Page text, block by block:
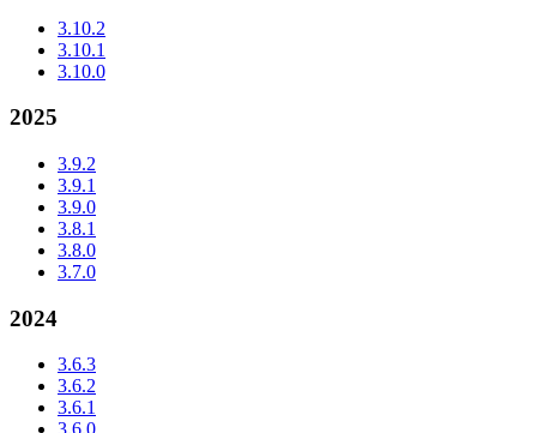
3.10.2
3.10.1
3.10.0
2025
3.9.2
3.9.1
3.9.0
3.8.1
3.8.0
3.7.0
2024
3.6.3
3.6.2
3.6.1